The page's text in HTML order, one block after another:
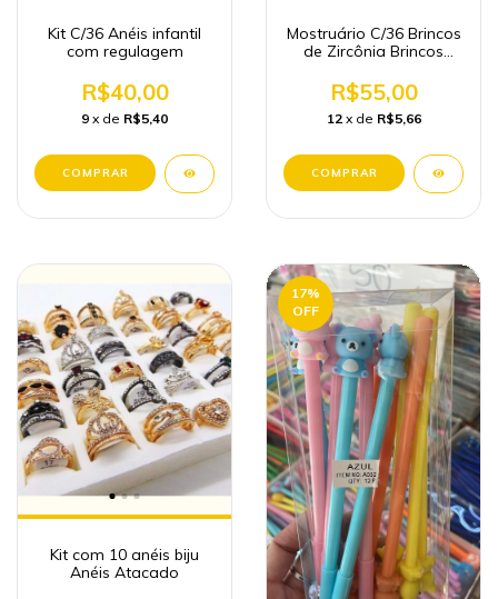
Kit C/36 Anéis infantil
com regulagem
R$40,00
9 x de R$5,40
Mostruário C/36 Brincos
de Zircônia Brincos
R$55,00
12 x de R$5,66
Kit com 10 anéis biju
Anéis Atacado
17%
OFF